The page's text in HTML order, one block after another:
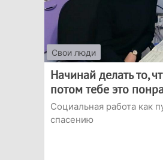
Свои люди
Начинай делать то,
потом тебе это
Социальная работа как
спасению